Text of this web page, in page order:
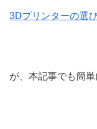
3Dプリンターの選
が、本記事でも簡単